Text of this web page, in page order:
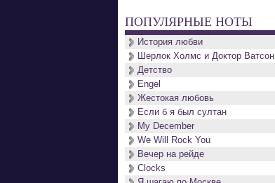
ПОПУЛЯРНЫЕ НОТЫ
История любви
Шерлок Холмс и Доктор Ватсон
Детство
Engel
Жестокая любовь
Если б я был султан
My December
We Will Rock You
Вечер на рейде
Clocks